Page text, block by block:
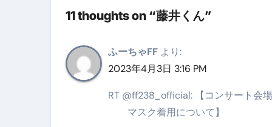
【海外ツアー完全ガイド】アジ
新春スペシャルセール完全ガ
【ムームードメイン】 【.site】
梅干しを毎日食べたらどうな
ブルーベリーを毎日食べたら
11 thoughts on “藤井くん”
ふーちゃFF より:
2023年4月3日 3:16 PM
RT @ff238_official: 【コンサート会
マスク着用について】